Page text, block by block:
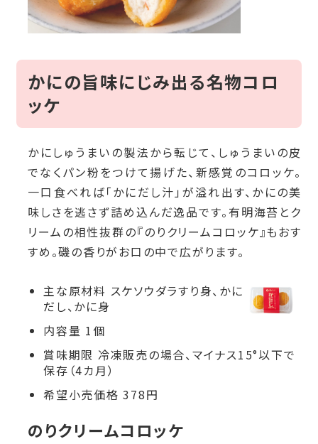
かにの旨味にじみ出る名物コロ
ッケ
かにしゅうまいの製法から転じて、しゅうまいの皮
でなくパン粉をつけて揚げた、新感覚のコロッケ。
一口食べれば「かにだし汁」が溢れ出す、かにの美
味しさを逃さず詰め込んだ逸品です。有明海苔とク
リームの相性抜群の『のりクリームコロッケ』もおす
すめ。磯の香りがお口の中で広がります。
主な原材料 スケソウダラすり身、かに
だし、かに身
内容量 1個
賞味期限 冷凍販売の場合、マイナス15°以下で
保存（4カ月）
希望小売価格 378円
のりクリームコロッケ